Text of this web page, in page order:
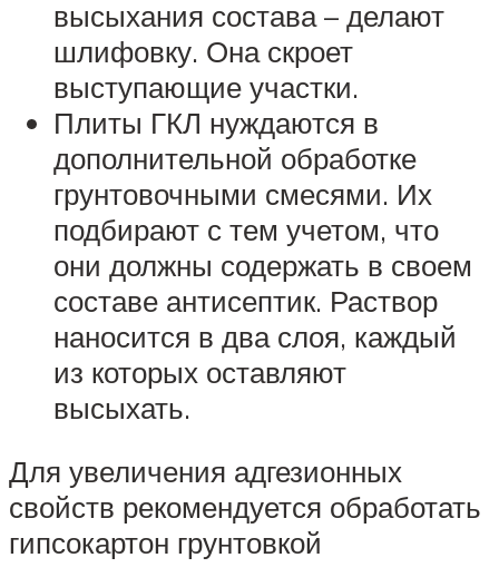
высыхания состава – делают
шлифовку. Она скроет
выступающие участки.
Плиты ГКЛ нуждаются в
дополнительной обработке
грунтовочными смесями. Их
подбирают с тем учетом, что
они должны содержать в своем
составе антисептик. Раствор
наносится в два слоя, каждый
из которых оставляют
высыхать.
Для увеличения адгезионных
свойств рекомендуется обработать
гипсокартон грунтовкой